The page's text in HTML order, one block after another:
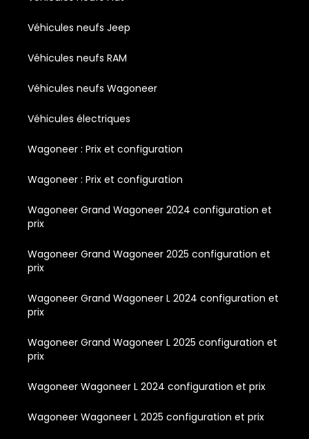
Véhicules neufs Jeep
Véhicules neufs RAM
Véhicules neufs Wagoneer
Véhicules électriques
Wagoneer : Prix et configuration
Wagoneer : Prix et configuration
Wagoneer Grand Wagoneer 2024 configuration et
prix
Wagoneer Grand Wagoneer 2025 configuration et
prix
Wagoneer Grand Wagoneer L 2024 configuration et
prix
Wagoneer Grand Wagoneer L 2025 configuration et
prix
Wagoneer Wagoneer L 2024 configuration et prix
Wagoneer Wagoneer L 2025 configuration et prix